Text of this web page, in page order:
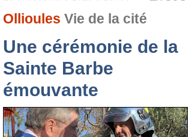
Ollioules Vie de la cité
Une cérémonie de la
Sainte Barbe
émouvante